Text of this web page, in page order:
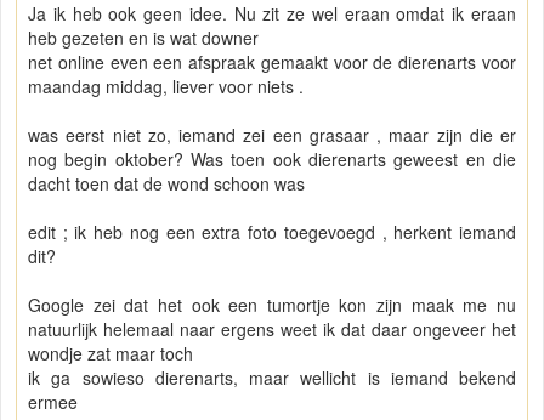
Ja ik heb ook geen idee. Nu zit ze wel eraan omdat ik eraan
heb gezeten en is wat downer
net online even een afspraak gemaakt voor de dierenarts voor
maandag middag, liever voor niets .
was eerst niet zo, iemand zei een grasaar , maar zijn die er
nog begin oktober? Was toen ook dierenarts geweest en die
dacht toen dat de wond schoon was
edit ; ik heb nog een extra foto toegevoegd , herkent iemand
dit?
Google zei dat het ook een tumortje kon zijn maak me nu
natuurlijk helemaal naar ergens weet ik dat daar ongeveer het
wondje zat maar toch
ik ga sowieso dierenarts, maar wellicht is iemand bekend
ermee